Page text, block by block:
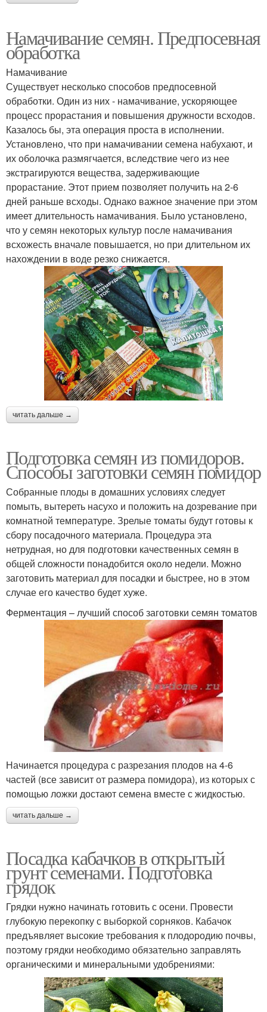
Намачивание семян. Предпосевная
обработка
Намачивание
Существует несколько способов предпосевной
обработки. Один из них - намачивание, ускоряющее
процесс прорастания и повышения дружности всходов.
Казалось бы, эта операция проста в исполнении.
Установлено, что при намачивании семена набухают, и
их оболочка размягчается, вследствие чего из нее
экстрагируются вещества, задерживающие
прорастание. Этот прием позволяет получить на 2-6
дней раньше всходы. Однако важное значение при этом
имеет длительность намачивания. Было установлено,
что у семян некоторых культур после намачивания
всхожесть вначале повышается, но при длительном их
нахождении в воде резко снижается.
читать дальше →
Подготовка семян из помидоров.
Способы заготовки семян помидор
Собранные плоды в домашних условиях следует
помыть, вытереть насухо и положить на дозревание при
комнатной температуре. Зрелые томаты будут готовы к
сбору посадочного материала. Процедура эта
нетрудная, но для подготовки качественных семян в
общей сложности понадобится около недели. Можно
заготовить материал для посадки и быстрее, но в этом
случае его качество будет хуже.
Ферментация – лучший способ заготовки семян томатов
Начинается процедура с разрезания плодов на 4-6
частей (все зависит от размера помидора), из которых с
помощью ложки достают семена вместе с жидкостью.
читать дальше →
Посадка кабачков в открытый
грунт семенами. Подготовка
грядок
Грядки нужно начинать готовить с осени. Провести
глубокую перекопку с выборкой сорняков. Кабачок
предъявляет высокие требования к плодородию почвы,
поэтому грядки необходимо обязательно заправлять
органическими и минеральными удобрениями: